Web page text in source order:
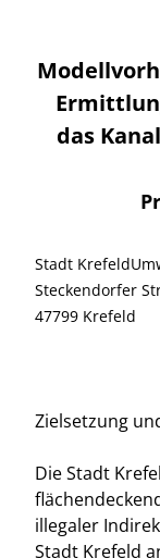
das
Stadt
Steckendorfer
47799 Krefeld
Zielsetzung
Die Stadt
illegaler
Stadt Krefeld